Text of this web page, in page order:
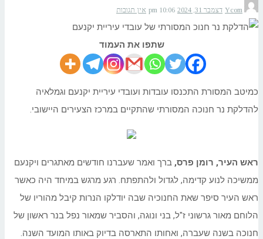
Ycom דצמבר 31, 2024 10:06 pm אין תגובות
שתפו את העמוד
כמיטב המסורת התכנסו עובדות ועובדי עיריית יקנעם וגמלאיה
להדלקת נר חנוכה המסורתי שהתקיים במרכז הצעירים היישובי.
ראש העיר, רומן פרס, ברך ואמר שעברנו חודשים מאתגרים ויקנעם
ממשיכה לנוע קדימה, לגדול ולהתפתח. רגע מרגש במיחד היה כאשר
ראש העיר סיפר שאת החנוכיה שבה יודלקו הנרות קיבל מהוריו של
הלוחם מאור גרשוני ז"ל, בני ונוגה, והסביר שמאור נפל בנר ראשון של
חנוכה בשנה שעברה, ואחותו התארסה בדיוק באותו המועד השנה.